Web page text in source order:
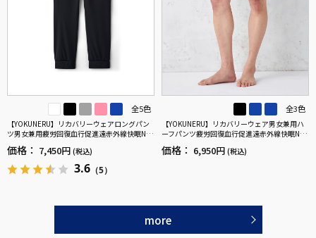
全5色
【YOKUNERU】リカバリーウェアロングパン
ツ男女兼用疲労回復血行促進遠赤外線快眠NA
NOMIX(R)【一般医療機器】SS～LLサイズ
価格： 7,450円 (税込)
3.6 （5）
全3色
【YOKUNERU】リカバリーウェア男女兼用ハ
ーフパンツ疲労回復血行促進遠赤外線快眠NA
NOMIX(R)【一般医療機器】SS～LLサイズ
価格： 6,950円 (税込)
more